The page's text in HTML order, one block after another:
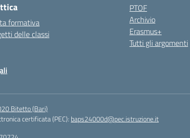
formativa
delle classi
PTOF
Archivio
Erasmus+
Tutti gli argomenti
Bitetto (Bari)
certificata (PEC): baps24000d@pec.istruzione.it